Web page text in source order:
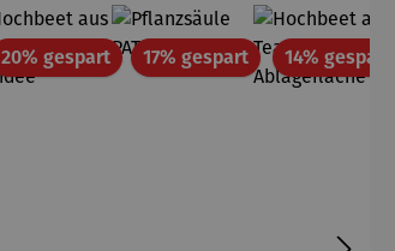
20% gespartRabatt17% gespartRabatt14% gespart